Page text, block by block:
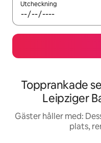
Utcheckning
Topprankade
Leipziger
Gäster håller med:
plats,